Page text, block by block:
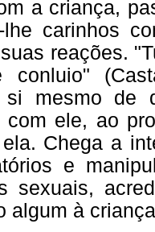
a criança,
carinhos
reações.
conluio"
si mesmo de
com ele, ao
Chega a
e
sexuais,
algum à